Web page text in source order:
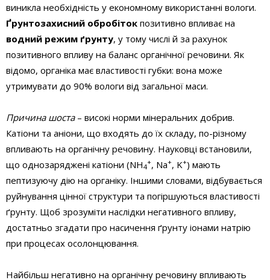
виникла необхідність у економному використанні вологи.
Ґрунтозахисний обробіток позитивно впливає на
водний режим ґрунту, у тому числі й за рахунок
позитивного впливу на баланс органічної речовини. Як
відомо, органіка має властивості губки: вона може
утримувати до 90% вологи від загальної маси.
Причина шоста– високі норми мінеральних добрив.
Катіони та аніони, що входять до їх складу, по-різному
впливають на органічну речовину. Науковці встановили,
що однозаряджені катіони (NH4
+, Na+, K+) мають
пептизуючу дію на органіку. Іншими словами, відбувається
руйнування цінної структури та погіршуються властивості
ґрунту. Щоб зрозуміти наслідки негативного впливу,
достатньо згадати про насичення ґрунту іонами натрію
при процесах осолонцювання.
Найбільш негативно на органічну речовину впливають